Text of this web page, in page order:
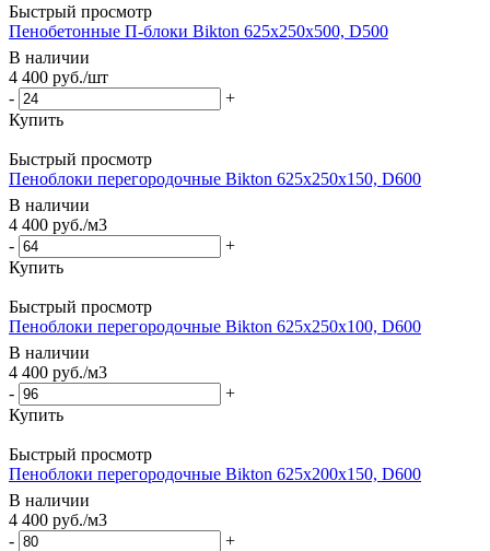
Быстрый просмотр
Пенобетонные П-блоки Bikton 625х250х500, D500
В наличии
4 400 руб./шт
-
+
Купить
Быстрый просмотр
Пеноблоки перегородочные Bikton 625х250х150, D600
В наличии
4 400 руб./м3
-
+
Купить
Быстрый просмотр
Пеноблоки перегородочные Bikton 625х250х100, D600
В наличии
4 400 руб./м3
-
+
Купить
Быстрый просмотр
Пеноблоки перегородочные Bikton 625х200х150, D600
В наличии
4 400 руб./м3
-
+